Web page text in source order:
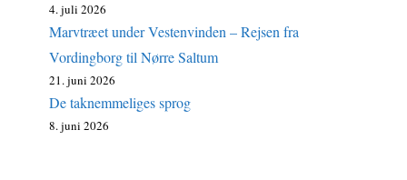
4. juli 2026
Marvtræet under Vestenvinden – Rejsen fra
Vordingborg til Nørre Saltum
21. juni 2026
De taknemmeliges sprog
8. juni 2026